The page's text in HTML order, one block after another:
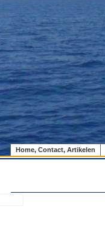
Home, Contact, Artikelen